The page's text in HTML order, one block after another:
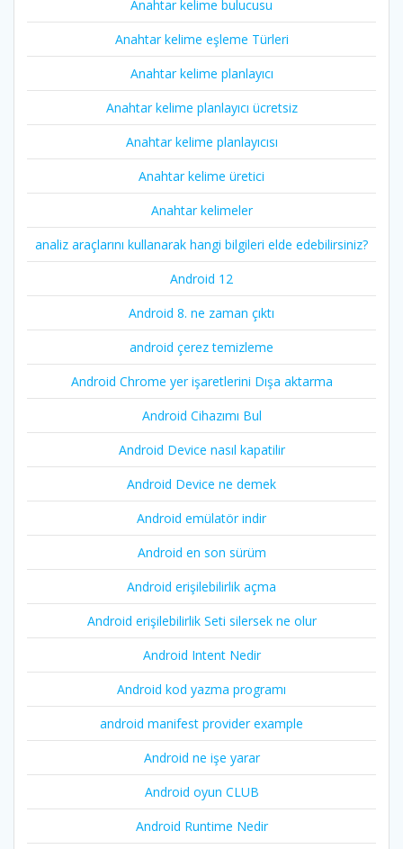
Anahtar kelime bulucusu
Anahtar kelime eşleme Türleri
Anahtar kelime planlayıcı
Anahtar kelime planlayıcı ücretsiz
Anahtar kelime planlayıcısı
Anahtar kelime üretici
Anahtar kelimeler
analiz araçlarını kullanarak hangi bilgileri elde edebilirsiniz?
Android 12
Android 8. ne zaman çıktı
android çerez temizleme
Android Chrome yer işaretlerini Dışa aktarma
Android Cihazımı Bul
Android Device nasıl kapatilir
Android Device ne demek
Android emülatör indir
Android en son sürüm
Android erişilebilirlik açma
Android erişilebilirlik Seti silersek ne olur
Android Intent Nedir
Android kod yazma programı
android manifest provider example
Android ne işe yarar
Android oyun CLUB
Android Runtime Nedir